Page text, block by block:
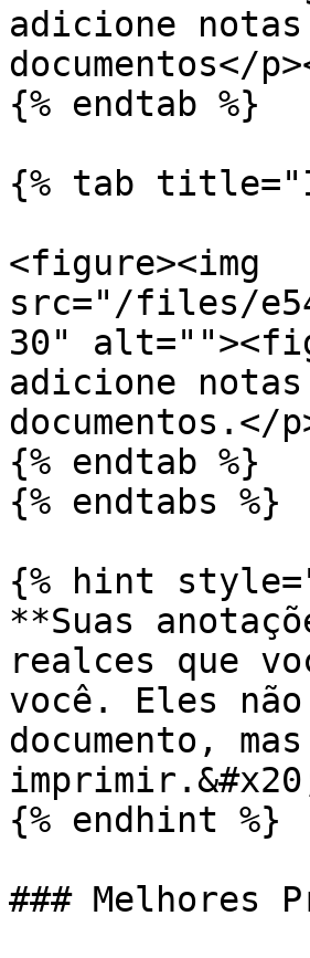
adicione
documentos</
{% endtab %}
{% tab
<figure><img
src="/files/
30"
adicione
{% endtab %}
{% endtabs %}
{% hint
**Suas
realces que
você. Eles
documento,
{% endhint %}
### Melhores